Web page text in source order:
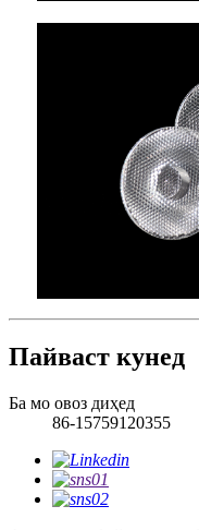
Пайваст кунед
Ба мо овоз диҳед
86-15759120355